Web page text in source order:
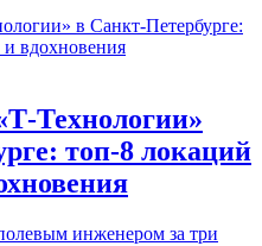
Технологии»
топ-8 локаций